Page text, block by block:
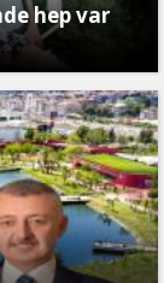
hep var